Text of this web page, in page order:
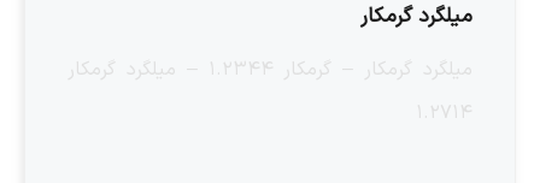
میلگرد گرمکار
میلگرد گرمکار – گرمکار ۱.۲۳۴۴ – میلگرد گرمکار
۱.۲۷۱۴